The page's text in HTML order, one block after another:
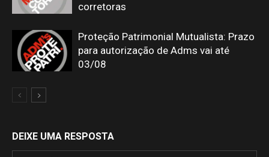
corretoras
Proteção Patrimonial Mutualista: Prazo
para autorização de Adms vai até
03/08
DEIXE UMA RESPOSTA